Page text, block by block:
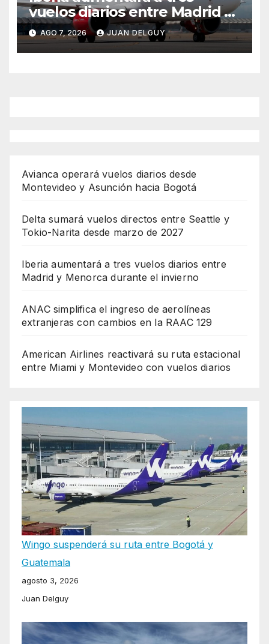
vuelos diarios entre Madrid y
Menorca durante el invierno
AGO 7, 2026 JUAN DELGUY
Avianca operará vuelos diarios desde
Montevideo y Asunción hacia Bogotá
Delta sumará vuelos directos entre Seattle y
Tokio-Narita desde marzo de 2027
Iberia aumentará a tres vuelos diarios entre
Madrid y Menorca durante el invierno
ANAC simplifica el ingreso de aerolíneas
extranjeras con cambios en la RAAC 129
American Airlines reactivará su ruta estacional
entre Miami y Montevideo con vuelos diarios
Wingo suspenderá su ruta entre Bogotá y
Guatemala
agosto 3, 2026
Juan Delguy